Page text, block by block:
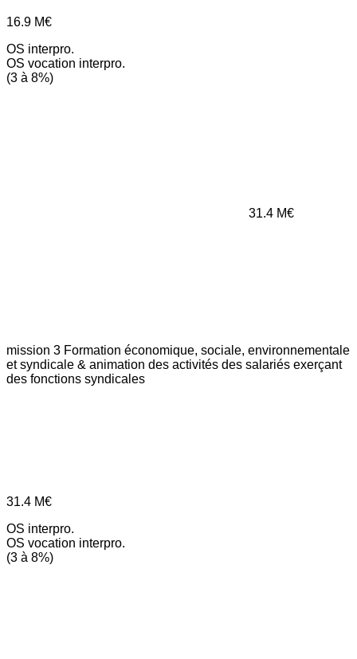
16.9 M€
OS interpro.
OS vocation interpro.
(3 à 8%)
31.4 M€
mission 3 Formation économique, sociale, environnementale
et syndicale & animation des activités des salariés exerçant
des fonctions syndicales
31.4 M€
OS interpro.
OS vocation interpro.
(3 à 8%)